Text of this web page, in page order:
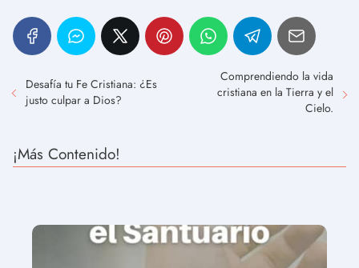
Desafía tu Fe Cristiana: ¿Es
justo culpar a Dios?
Comprendiendo la vida
cristiana en la Tierra y el
Cielo.
¡Más Contenido!